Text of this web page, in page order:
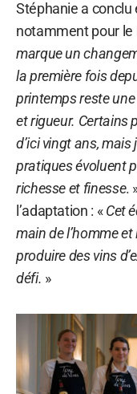
Stéphanie a conclu
notamment pour le
marque un
la première fois
printemps reste
et rigueur. Certains
d’ici vingt ans, mais
pratiques évoluent
richesse et finesse.
l’adaptation : «Cet
main de l’homme
produire des vins
défi. »